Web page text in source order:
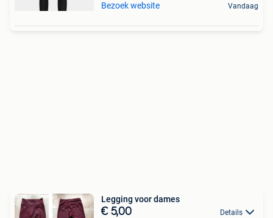
Bezoek website Vandaag
Legging voor dames
€ 5,00 Details